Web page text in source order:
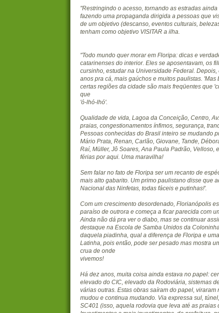
"Restringindo o acesso, tornando as estradas ainda
fazendo uma propaganda dirigida a pessoas que
de um objetivo (descanso, eventos culturais,
tenham como objetivo VISITAR a ilha.
"Todo mundo quer morar em Floripa: dicas e
catarinenses do interior. Eles se aposentavam, os
cursinho, estudar na Universidade Federal. Depois,
anos pra cá, mais gaúchos e muitos paulistas. 'Mas
certas regiões da cidade são mais freqüentes que
que
'ó-lhó-lhó'.
Qualidade de vida, Lagoa da Conceição, Centro,
praias, congestionamentos ínfimos, segurança,
Pessoas conhecidas do Brasil inteiro se mudando
Mário Prata, Renan, Carlão, Giovane, Tande,
Raí, Müller, Jô Soares, Ana Paula Padrão, Velloso,
férias por aqui. Uma maravilha!
Sem falar no fato de Floripa ser um recanto de
mais alto gabarito. Um primo paulistano disse que
Nacional das Ninfetas, todas fáceis e putinhas!'.
Com um crescimento desordenado, Florianópolis
paraíso de outrora e começa a ficar parecida com
Ainda não dá pra ver o diabo, mas se continuar
destaque na Escola de Samba Unidos da
daquela piadinha, qual a diferença de Floripa e
Latinha, pois então, pode ser pesado mas mostra
crua de onde
vivemos!
Há dez anos, muita coisa ainda estava no papel:
elevado do CIC, elevado da Rodoviária, sistemas
várias outras. Estas obras saíram do papel, viraram
mudou e continua mudando. Via expressa sul,
SC401 (isso, aquela rodovia que leva até as praias